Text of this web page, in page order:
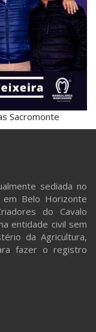
Sacromonte
sediada no
em Belo Horizonte
do Cavalo
entidade civil sem
da Agricultura,
fazer o registro